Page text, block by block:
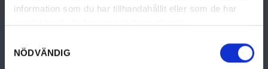
information som du har tillhandahållit eller som de har
samlat in när du har använt deras tjänster.
NÖDVÄNDIG
Mat & dryck Destinationer i Värmland
Destination Värmland